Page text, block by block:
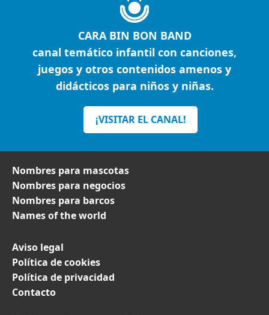
CARA BIN BON BAND
canal temático infantil con canciones,
juegos y otros contenidos amenos y
didácticos para niños y niñas.
¡VISITAR EL CANAL!
Nombres para mascotas
Nombres para negocios
Nombres para barcos
Names of the world
Aviso legal
Política de cookies
Política de privacidad
Contacto